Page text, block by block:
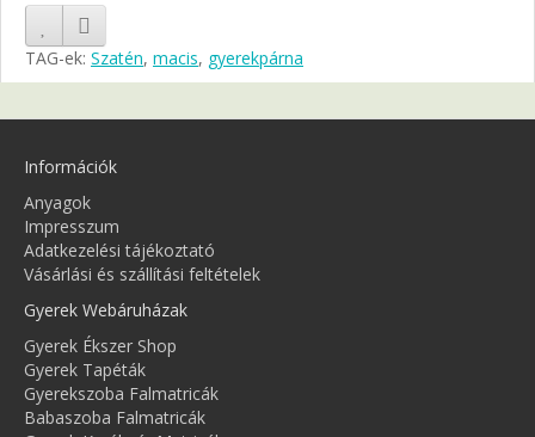
TAG-ek: Szatén, macis, gyerekpárna
Információk
Anyagok
Impresszum
Adatkezelési tájékoztató
Vásárlási és szállítási feltételek
Gyerek Webáruházak
Gyerek Ékszer Shop
Gyerek Tapéták
Gyerekszoba Falmatricák
Babaszoba Falmatricák